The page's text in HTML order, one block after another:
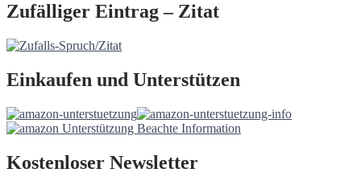
Zufälliger Eintrag – Zitat
Einkaufen und Unterstützen
Kostenloser Newsletter